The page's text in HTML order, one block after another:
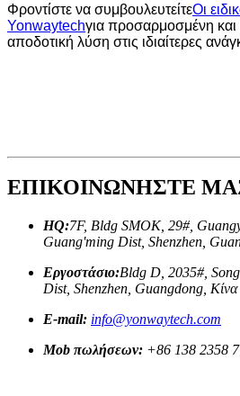
Φροντίστε να συμβουλευτείτεΟι
Yonwaytechγια προσαρμοσμένη και
αποδοτική λύση στις ιδιαίτερες
ΕΠΙΚΟΙΝΩΝΗΣΤΕ
HQ:7F, Bldg SMOK, 29#,
Guang'ming Dist, Shenzhen,
Εργοστάσιο:Bldg D, 2035#,
Dist, Shenzhen, Guangdong, Κίνα
E-mail: info@yonwaytech.com
Mob πωλήσεων: +86 138 2358